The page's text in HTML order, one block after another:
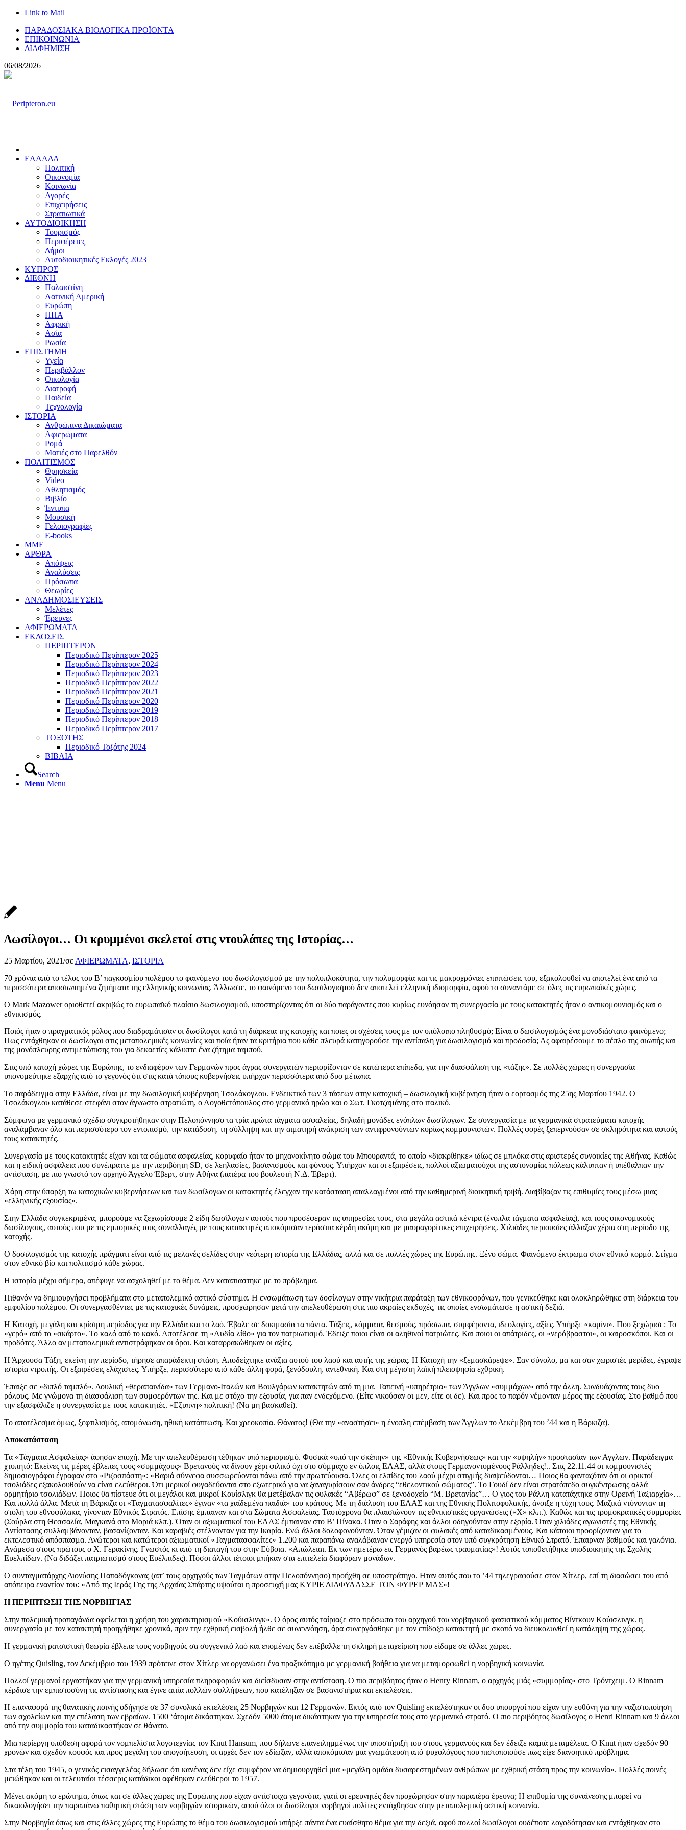
Link to Mail
ΠΑΡΑΔΟΣΙΑΚΑ ΒΙΟΛΟΓΙΚΑ ΠΡΟΪΟΝΤΑ
ΕΠΙΚΟΙΝΩΝΙΑ
ΔΙΑΦΗΜΙΣΗ
06/08/2026
ΕΛΛΑΔΑ
Πολιτική
Οικονομία
Κοινωνία
Αγορές
Επιχειρήσεις
Στρατιωτικά
ΑΥΤΟΔΙΟΙΚΗΣΗ
Τουρισμός
Περιφέρειες
Δήμοι
Αυτοδιοικητικές Εκλογές 2023
ΚΥΠΡΟΣ
ΔΙΕΘΝΗ
Παλαιστίνη
Λατινική Αμερική
Ευρώπη
ΗΠΑ
Αφρική
Ασία
Ρωσία
ΕΠΙΣΤΗΜΗ
Υγεία
Περιβάλλον
Οικολογία
Διατροφή
Παιδεία
Τεχνολογία
ΙΣΤΟΡΙΑ
Ανθρώπινα Δικαιώματα
Αφιερώματα
Ρομά
Ματιές στο Παρελθόν
ΠΟΛΙΤΙΣΜΟΣ
Θρησκεία
Video
Αθλητισμός
Βιβλίο
Έντυπα
Μουσική
Γελοιογραφίες
E-books
MME
ΑΡΘΡΑ
Απόψεις
Αναλύσεις
Πρόσωπα
Θεωρίες
ΑΝΑΔΗΜΟΣΙΕΥΣΕΙΣ
Μελέτες
Έρευνες
ΑΦΙΕΡΩΜΑΤΑ
ΕΚΔΟΣΕΙΣ
ΠΕΡΙΠΤΕΡΟΝ
Περιοδικό Περίπτερον 2025
Περιοδικό Περίπτερον 2024
Περιοδικό Περίπτερον 2023
Περιοδικό Περίπτερον 2022
Περιοδικό Περίπτερον 2021
Περιοδικό Περίπτερον 2020
Περιοδικό Περίπτερον 2019
Περιοδικό Περίπτερον 2018
Περιοδικό Περίπτερον 2017
ΤΟΞΟΤΗΣ
Περιοδικό Τοξότης 2024
ΒΙΒΛΙΑ
Search
Menu Menu
Δωσίλογοι… Οι κρυμμένοι σκελετοί στις ντουλάπες της Ιστορίας…
25 Μαρτίου, 2021/σε ΑΦΙΕΡΩΜΑΤΑ, ΙΣΤΟΡΙΑ
70 χρόνια από το τέλος του Β’ παγκοσμίου πολέμου το φαινόμενο του δωσιλογισμού με την πολυπλοκότητα, την πολυμορφία και τις μακροχρόνιες επιπτώσεις του, εξακολουθεί να αποτελεί ένα από τα
περισσότερα αποσιωπημένα ζητήματα της ελληνικής κοινωνίας. Άλλωστε, το φαινόμενο του δωσιλογισμού δεν αποτελεί ελληνική ιδιομορφία, αφού το συναντάμε σε όλες τις ευρωπαϊκές χώρες.
Ο Μark Mazower οριοθετεί ακριβώς το ευρωπαϊκό πλαίσιο δωσιλογισμού, υποστηρίζοντας ότι οι δύο παράγοντες που κυρίως ευνόησαν τη συνεργασία με τους κατακτητές ήταν ο αντικομουνισμός και ο
εθνικισμός.
Ποιός ήταν ο πραγματικός ρόλος που διαδραμάτισαν οι δωσίλογοι κατά τη διάρκεια της κατοχής και ποιες οι σχέσεις τους με τον υπόλοιπο πληθυσμό; Είναι ο δωσιλογισμός ένα μονοδιάστατο φαινόμενο;
Πως εντάχθηκαν οι δωσίλογοι στις μεταπολεμικές κοινωνίες και ποία ήταν τα κριτήρια που κάθε πλευρά κατηγορούσε την αντίπαλη για δωσιλογισμό και προδοσία; Ας αφαιρέσουμε το πέπλο της σιωπής και
της μονόπλευρης αντιμετώπισης του για δεκαετίες κάλυπτε ένα ζήτημα ταμπού.
Στις υπό κατοχή χώρες της Ευρώπης, το ενδιαφέρον των Γερμανών προς άγρας συνεργατών περιορίζονταν σε κατώτερα επίπεδα, για την διασφάλιση της «τάξης». Σε πολλές χώρες η συνεργασία
υπονομεύτηκε εξαρχής από το γεγονός ότι στις κατά τόπους κυβερνήσεις υπήρχαν περισσότερα από δυο μέτωπα.
Το παράδειγμα στην Ελλάδα, είναι με την δωσιλογική κυβέρνηση Τσολάκογλου. Ενδεικτικό των 3 τάσεων στην κατοχική – δωσιλογική κυβέρνηση ήταν ο εορτασμός της 25ης Μαρτίου 1942. Ο
Τσολάκογλου κατάθεσε στεφάνι στον άγνωστο στρατιώτη, ο Λογοθετόπουλος στο γερμανικό ηρώο και ο Σωτ. Γκοτζαμάνης στο ιταλικό.
Σύμφωνα με γερμανικό σχέδιο συγκροτήθηκαν στην Πελοπόννησο τα τρία πρώτα τάγματα ασφαλείας, δηλαδή μονάδες ενόπλων δωσίλογων. Σε συνεργασία με τα γερμανικά στρατεύματα κατοχής
αναλάμβαναν όλο και περισσότερο τον εντοπισμό, την κατάδοση, τη σύλληψη και την αιματηρή ανάκριση των αντιφρονούντων κυρίως κομμουνιστών. Πολλές φορές ξεπερνούσαν σε σκληρότητα και αυτούς
τους κατακτητές.
Συνεργασία με τους κατακτητές είχαν και τα σώματα ασφαλείας, κορυφαίο ήταν το μηχανοκίνητο σώμα του Μπουραντά, το οποίο «διακρίθηκε» ιδίως σε μπλόκα στις αριστερές συνοικίες της Αθήνας. Καθώς
και η ειδική ασφάλεια που συνέπραττε με την περιβόητη SD, σε λεηλασίες, βασανισμούς και φόνους. Υπήρχαν και οι εξαιρέσεις, πολλοί αξιωματούχοι της αστυνομίας πόλεως κάλυπταν ή υπέθαλπαν την
αντίσταση, με πιο γνωστό τον αρχηγό Άγγελο Έβερτ, στην Αθήνα (πατέρα του βουλευτή Ν.Δ. Έβερτ).
Χάρη στην ύπαρξη τω κατοχικών κυβερνήσεων και των δωσίλογων οι κατακτητές έλεγχαν την κατάσταση απαλλαγμένοι από την καθημερινή διοικητική τριβή. Διαβίβαζαν τις επιθυμίες τους μέσω μιας
«ελληνικής εξουσίας».
Στην Ελλάδα συγκεκριμένα, μπορούμε να ξεχωρίσουμε 2 είδη δωσίλογων αυτούς που προσέφεραν τις υπηρεσίες τους, στα μεγάλα αστικά κέντρα (ένοπλα τάγματα ασφαλείας), και τους οικονομικούς
δωσίλογους, αυτούς που με τις εμπορικές τους συναλλαγές με τους κατακτητές αποκόμισαν τεράστια κέρδη ακόμη και με μαυραγορίτικες επιχειρήσεις. Χιλιάδες περιουσίες άλλαξαν χέρια στη περίοδο της
κατοχής.
Ο δοσιλογισμός της κατοχής πράγματι είναι από τις μελανές σελίδες στην νεότερη ιστορία της Ελλάδας, αλλά και σε πολλές χώρες της Ευρώπης. Ξένο σώμα. Φαινόμενο έκτρωμα στον εθνικό κορμό. Στίγμα
στον εθνικό βίο και πολιτισμό κάθε χώρας.
Η ιστορία μέχρι σήμερα, απέφυγε να ασχοληθεί με το θέμα. Δεν καταπιαστηκε με το πρόβλημα.
Πιθανόν να δημιουργήσει προβλήματα στο μεταπολεμικό αστικό σύστημα. Η ενσωμάτωση των δοσίλογων στην νικήτρια παράταξη των εθνικοφρόνων, που γενικεύθηκε και ολοκληρώθηκε στη διάρκεια του
εμφυλίου πολέμου. Οι συνεργασθέντες με τις κατοχικές δυνάμεις, προσχώρησαν μετά την απελευθέρωση στις πιο ακραίες εκδοχές, τις οποίες ενσωμάτωσε η αστική δεξιά.
Η Κατοχή, μεγάλη και κρίσιμη περίοδος για την Ελλάδα και το λαό. Έβαλε σε δοκιμασία τα πάντα. Τάξεις, κόμματα, θεσμούς, πρόσωπα, συμφέροντα, ιδεολογίες, αξίες. Υπήρξε «καμίνι». Που ξεχώρισε: Το
«γερό» από το «σκάρτο». Το καλό από το κακό. Αποτέλεσε τη «Λυδία λίθο» για τον πατριωτισμό. Έδειξε ποιοι είναι οι αληθινοί πατριώτες. Και ποιοι οι απάτριδες, οι «νερόβραστοι», οι καιροσκόποι. Και οι
προδότες. Άλλο αν μεταπολεμικά αντιστράφηκαν οι όροι. Και καταρρακώθηκαν οι αξίες.
Η Άρχουσα Τάξη, εκείνη την περίοδο, τήρησε απαράδεκτη στάση. Αποδείχτηκε ανάξια αυτού του λαού και αυτής της χώρας. Η Κατοχή την «ξεμασκάρεψε». Σαν σύνολο, μα και σαν χωριστές μερίδες, έγραψε
ιστορία ντροπής. Οι εξαιρέσεις ελάχιστες. Υπήρξε, περισσότερο από κάθε άλλη φορά, ξενόδουλη, αντεθνική. Και στη μέγιστη λαϊκή πλειοψηφία εχθρική.
Έπαιξε σε «διπλό ταμπλό». Δουλική «θεραπαινίδα» των Γερμανο-Ιταλών και Βουλγάρων κατακτητών από τη μια. Ταπεινή «υπηρέτρια» των Άγγλων «συμμάχων» από την άλλη. Συνδυάζοντας τους δυο
ρόλους. Με γνώμονα τη διασφάλιση των συμφερόντων της. Και με στόχο την εξουσία, για παν ενδεχόμενο. (Είτε νικούσαν οι μεν, είτε οι δε). Και προς το παρόν νέμονταν μέρος της εξουσίας. Στο βαθμό που
την εξασφάλιζε η συνεργασία με τους κατακτητές. «Εξυπνη» πολιτική! (Να μη βασκαθεί).
Το αποτέλεσμα όμως, ξεφτιλισμός, απομόνωση, ηθική κατάπτωση. Και χρεοκοπία. Θάνατος! (Θα την «αναστήσει» η ένοπλη επέμβαση των Άγγλων το Δεκέμβρη του ’44 και η Βάρκιζα).
Αποκατάσταση
Τα «Τάγματα Ασφαλείας» άφησαν εποχή. Με την απελευθέρωση τέθηκαν υπό περιορισμό. Φυσικά «υπό την σκέπην» της «Εθνικής Κυβερνήσεως» και την «υψηλήν» προστασίαν των Αγγλων. Παράδειγμα
χτυπητό: Εκείνες τις μέρες έβλεπες τους «συμμάχους» Βρετανούς να δίνουν χέρι φιλικό όχι στο σύμμαχο εν όπλοις ΕΛΑΣ, αλλά στους Γερμανοντυμένους Ράλληδες!.. Στις 22.11.44 οι κομμουνιστές
δημοσιογράφοι έγραφαν στο «Ριζοσπάστη»: «Βαριά σύννεφα συσσωρεύονται πάνω από την πρωτεύουσα. Όλες οι ελπίδες του λαού μέχρι στιγμής διαψεύδονται… Ποιος θα φανταζόταν ότι οι φρικτοί
τσολιάδες εξακολουθούν να είναι ελεύθεροι. Ότι μερικοί φυγαδεύονται στο εξωτερικό για να ξαναγυρίσουν σαν άνδρες “εθελοντικού σώματος”. Το Γουδί δεν είναι στρατόπεδο συγκέντρωσης αλλά
ορμητήριο τσολιάδων. Ποιος θα πίστευε ότι οι μεγάλοι και μικροί Κουίσλιγκ θα μετέβαλαν τις φυλακές “Αβέρωφ” σε ξενοδοχείο “Μ. Βρετανίας”… Ο γιος του Ράλλη κατατάχτηκε στην Ορεινή Ταξιαρχία»…
Και πολλά άλλα. Μετά τη Βάρκιζα οι «Ταγματασφαλίτες» έγιναν «τα χαϊδεμένα παιδιά» του κράτους. Με τη διάλυση του ΕΛΑΣ και της Εθνικής Πολιτοφυλακής, άνοιξε η τύχη τους. Μαζικά ντύνονταν τη
στολή του εθνοφύλακα, γίνονταν Εθνικός Στρατός. Επίσης έμπαιναν και στα Σώματα Ασφαλείας. Ταυτόχρονα θα πλαισιώνουν τις εθνικιστικές οργανώσεις («Χ» κλπ.). Καθώς και τις τρομοκρατικές συμμορίες
(Σούρλα στη Θεσσαλία, Μαγκανά στο Μοριά κλπ.). Όταν οι αξιωματικοί του ΕΛΑΣ έμπαιναν στο Β’ Πίνακα. Οταν ο Σαράφης και άλλοι οδηγούνταν στην εξορία. Όταν χιλιάδες αγωνιστές της Εθνικής
Αντίστασης συλλαμβάνονταν, βασανίζονταν. Και καραβιές στέλνονταν για την Ικαρία. Ενώ άλλοι δολοφονούνταν. Όταν γέμιζαν οι φυλακές από καταδικασμένους. Και κάποιοι προορίζονταν για το
εκτελεστικό απόσπασμα. Ανώτεροι και κατώτεροι αξιωματικοί «Ταγματασφαλίτες» 1.200 και παραπάνω αναλάβαιναν ενεργό υπηρεσία στον υπό συγκρότηση Εθνικό Στρατό. Έπαιρναν βαθμούς και γαλόνια.
Ανάμεσα στους πρώτους ο Χ. Γερακίνης. Γνωστός κι από τη διαταγή του στην Εύβοια. «Απώλειαι. Εκ των ημετέρω εις Γερμανός βαρέως τραυματίας»! Αυτός τοποθετήθηκε υποδιοικητής της Σχολής
Ευελπίδων. (Να διδάξει πατριωτισμό στους Ευέλπιδες). Πόσοι άλλοι τέτοιοι μπήκαν στα επιτελεία διαφόρων μονάδων.
Ο συνταγματάρχης Διονύσης Παπαδόγκονας (απ’ τους αρχηγούς των Ταγμάτων στην Πελοπόννησο) προήχθη σε υποστράτηγο. Ηταν αυτός που το ’44 τηλεγραφούσε στον Χίτλερ, επί τη διασώσει του από
απόπειρα εναντίον του: «Από της Ιεράς Γης της Αρχαίας Σπάρτης υψούται η προσευχή μας ΚΥΡΙΕ ΔΙΑΦΥΛΑΣΣΕ ΤΟΝ ΦΥΡΕΡ ΜΑΣ»!
Η ΠΕΡΙΠΤΩΣΗ ΤΗΣ ΝΟΡΒΗΓΙΑΣ
Στην πολεμική προπαγάνδα οφείλεται η χρήση του χαρακτηρισμού «Κούισλινγκ». Ο όρος αυτός ταίριαζε στο πρόσωπο του αρχηγού του νορβηγικού φασιστικού κόμματος Βίντκουν Κούισλινγκ. η
συνεργασία με τον κατακτητή προηγήθηκε χρονικά, πριν την εχθρική εισβολή ήλθε σε συνεννόηση, άρα συνεργάσθηκε με τον επίδοξο κατακτητή με σκοπό να διευκολυνθεί η κατάληψη της χώρας.
Η γερμανική ρατσιστική θεωρία έβλεπε τους νορβηγούς σα συγγενικό λαό και επομένως δεν επέβαλλε τη σκληρή μεταχείριση που είδαμε σε άλλες χώρες.
Ο ηγέτης Quisling, τον Δεκέμβριο του 1939 πρότεινε στον Χίτλερ να οργανώσει ένα πραξικόπημα με γερμανική βοήθεια για να μεταμορφωθεί η νορβηγική κοινωνία.
Πολλοί γερμανοί εργαστήκαν για την γερμανική υπηρεσία πληροφοριών και διείσδυσαν στην αντίσταση. Ο πιο περιβόητος ήταν ο Henry Rinnam, ο αρχηγός μιάς «συμμορίας» στο Τρόντχειμ. Ο Rinnam
κέρδισε την εμπιστοσύνη τις αντίστασης και έγινε αιτία πολλών συλλήψεων, που κατέληξαν σε βασανιστήρια και εκτελέσεις.
Η επαναφορά της θανατικής ποινής οδήγησε σε 37 συνολικά εκτελέσεις 25 Νορβηγών και 12 Γερμανών. Εκτός από τον Quisling εκτελέστηκαν οι δυο υπουργοί που είχαν την ευθύνη για την ναζιστοποίηση
των σχολείων και την επέλαση των εβραίων. 1500 ‘άτομα δικάστηκαν. Σχεδόν 5000 άτομα δικάστηκαν για την υπηρεσία τους στο γερμανικό στρατό. Ο πιο περιβόητος δωσίλογος ο Henri Rinnam και 9 άλλοι
από την συμμορία του καταδικαστήκαν σε θάνατο.
Μια περίεργη υπόθεση αφορά τον νομπελίστα λογοτεχνίας τον Knut Hansum, που δήλωνε επανειλημμένως την υποστήριξή του στους γερμανούς και δεν έδειξε καμιά μεταμέλεια. Ο Κnut ήταν σχεδόν 90
χρονών και σχεδόν κουφός και προς μεγάλη του απογοήτευση, οι αρχές δεν τον εδίωξαν, αλλά αποκόμισαν μια γνωμάτευση από ψυχολόγους που πιστοποιούσε πως είχε διανοητικό πρόβλημα.
Στα τέλη του 1945, ο γενικός εισαγγελέας δήλωσε ότι κανένας δεν είχε συμφέρον να δημιουργηθεί μια «μεγάλη ομάδα δυσαρεστημένων ανθρώπων με εχθρική στάση προς την κοινωνία». Πολλές ποινές
μειώθηκαν και οι τελευταίοι τέσσερις κατάδικοι αφέθηκαν ελεύθεροι το 1957.
Μένει ακόμη το ερώτημα, όπως και σε άλλες χώρες της Ευρώπης που είχαν αντίστοιχα γεγονότα, γιατί οι ερευνητές δεν προχώρησαν στην παραπέρα έρευνα; Η επιθυμία της συναίνεσης μπορεί να
δικαιολογήσει την παραπάνω παθητική στάση των νορβηγών ιστορικών, αφού όλοι οι δωσίλογοι νορβηγοί πολίτες εντάχθησαν στην μεταπολεμική αστική κοινωνία.
Στην Νορβηγία όπως και στις άλλες χώρες της Ευρώπης το θέμα του δωσιλογισμού υπήρξε πάντα ένα ευαίσθητο θέμα για την δεξιά, αφού πολλοί δωσίλογοι ουδέποτε λογοδότησαν και εντάχθηκαν στο